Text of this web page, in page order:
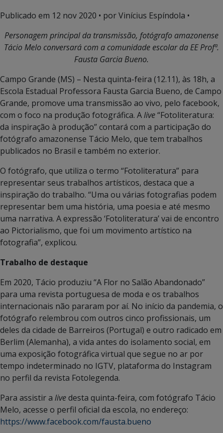
Publicado em 12 nov 2020 • por Vinícius Espíndola •
Personagem principal da transmissão, fotógrafo amazonense
Tácio Melo conversará com a comunidade escolar da EE Profª.
Fausta Garcia Bueno.
Campo Grande (MS) – Nesta quinta-feira (12.11), às 18h, a
Escola Estadual Professora Fausta Garcia Bueno, de Campo
Grande, promove uma transmissão ao vivo, pelo facebook,
com o foco na produção fotográfica. Alive“Fotoliteratura:
da inspiração à produção” contará com a participação do
fotógrafo amazonense Tácio Melo, que tem trabalhos
publicados no Brasil e também no exterior.
O fotógrafo, que utiliza o termo “Fotoliteratura” para
representar seus trabalhos artísticos, destaca que a
inspiração do trabalho. “Uma ou várias fotografias podem
representar bem uma história, uma poesia e até mesmo
uma narrativa. A expressão ‘Fotoliteratura’ vai de encontro
ao Pictorialismo, que foi um movimento artístico na
fotografia”, explicou.
Trabalho de destaque
Em 2020, Tácio produziu “A Flor no Salão Abandonado”
para uma revista portuguesa de moda e os trabalhos
internacionais não pararam por aí. No início da pandemia, o
fotógrafo relembrou com outros cinco profissionais, um
deles da cidade de Barreiros (Portugal) e outro radicado em
Berlim (Alemanha), a vida antes do isolamento social, em
uma exposição fotográfica virtual que segue no ar por
tempo indeterminado no IGTV, plataforma do Instagram
no perfil da revista Fotolegenda.
Para assistir a livedesta quinta-feira, com fotógrafo Tácio
Melo, acesse o perfil oficial da escola, no endereço:
https://www.facebook.com/fausta.bueno